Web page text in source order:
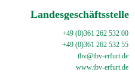
Landesgeschäftsstelle
+49 (0)361 262 532 00
+49 (0)361 262 532 55
tbv@tbv-erfurt.de
www.tbv-erfurt.de